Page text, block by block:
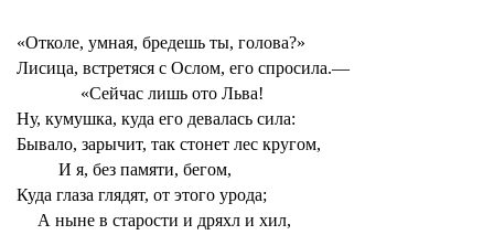
«Отколе, умная, бредешь ты, голова?»
Лисица, встретяся с Ослом, его спросила.—
«Сейчас лишь ото Льва!
Ну, кумушка, куда его девалась сила:
Бывало, зарычит, так стонет лес кругом,
И я, без памяти, бегом,
Куда глаза глядят, от этого урода;
А ныне в старости и дряхл и хил,